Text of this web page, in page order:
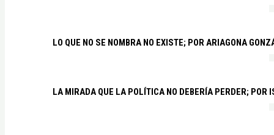
LO QUE NO SE NOMBRA NO EXISTE; POR ARIAGONA
LA MIRADA QUE LA POLÍTICA NO DEBERÍA PERDER; POR